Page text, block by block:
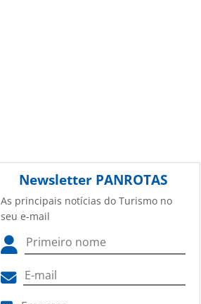
Newsletter PANROTAS
As principais notícias do Turismo no
seu e-mail